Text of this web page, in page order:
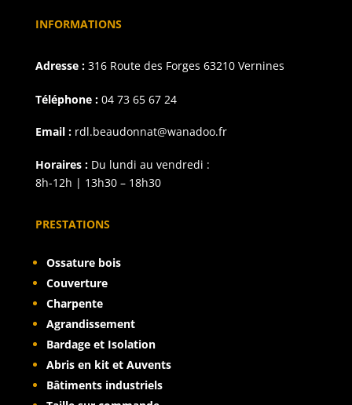
INFORMATIONS
Adresse :316 Route des Forges 63210 Vernines
Téléphone :04 73 65 67 24
Email : rdl.beaudonnat@wanadoo.fr
Horaires :Du lundi au vendredi :
8h-12h | 13h30 – 18h30
PRESTATIONS
Ossature bois
Couverture
Charpente
Agrandissement
Bardage et Isolation
Abris en kit et Auvents
Bâtiments industriels